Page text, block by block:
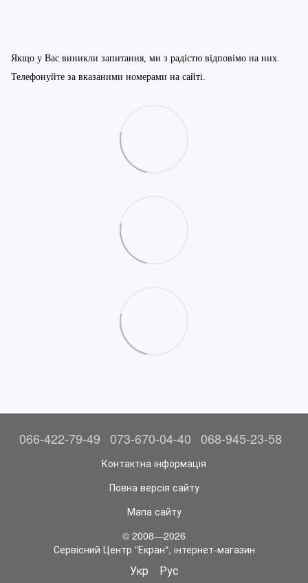
Якщо у Вас виникли запитання, ми з радістю відповімо на них.
Телефонуйте за вказаними номерами на сайті.
066-422-79-49 073-670-04-40 068-945-23-58
Контактна інформація
Повна версія сайту
Мапа сайту
© 2008—2026
Сервісний Центр "Екран", інтернет-магазин
Укр Рус